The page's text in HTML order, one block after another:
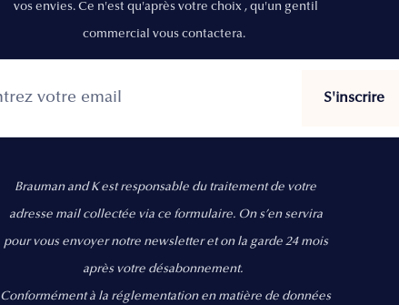
vos envies. Ce n'est qu'après votre choix , qu'un gentil
commercial vous contactera.
Brauman and K est responsable du traitement de votre
adresse mail collectée via ce formulaire. On s’en servira
pour vous envoyer notre newsletter et on la garde 24 mois
après votre désabonnement.
Conformément à la réglementation en matière de données